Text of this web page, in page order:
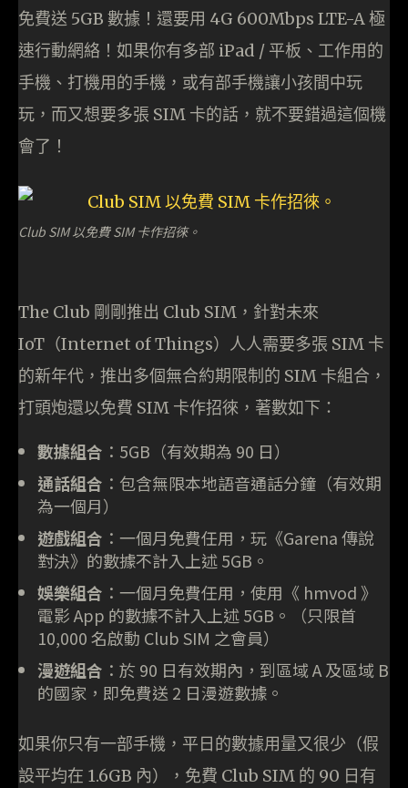
免費送 5GB 數據！還要用 4G 600Mbps LTE-A 極
速行動網絡！如果你有多部 iPad / 平板、工作用的
手機、打機用的手機，或有部手機讓小孩間中玩
玩，而又想要多張 SIM 卡的話，就不要錯過這個機
會了！
Club SIM 以免費 SIM 卡作招徠。
The Club 剛剛推出 Club SIM，針對未來
IoT（Internet of Things）人人需要多張 SIM 卡
的新年代，推出多個無合約期限制的 SIM 卡組合，
打頭炮還以免費 SIM 卡作招徠，著數如下：
數據組合 ：5GB（有效期為 90 日）
通話組合 ：包含無限本地語音通話分鐘（有效期
為一個月）
遊戲組合 ：一個月免費任用，玩《Garena 傳說
對決》的數據不計入上述 5GB。
娛樂組合 ：一個月免費任用，使用《 hmvod 》
電影 App 的數據不計入上述 5GB。（只限首
10,000 名啟動 Club SIM 之會員）
漫遊組合 ：於 90 日有效期內，到區域 A 及區域 B
的國家，即免費送 2 日漫遊數據。
如果你只有一部手機，平日的數據用量又很少（假
設平均在 1.6GB 內），免費 Club SIM 的 90 日有